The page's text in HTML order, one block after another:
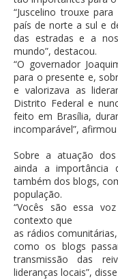
“Juscelino trouxe
país de norte a sul e
das estradas e a
mundo”, destacou.
“O governador
para o presente e,
e valorizava as
Distrito Federal e
feito em Brasília,
incomparável”,
Sobre a atuação
ainda a importância
também dos blogs,
população.
“Vocês são essa
contexto que
as rádios
como os blogs
transmissão das
lideranças locais”,